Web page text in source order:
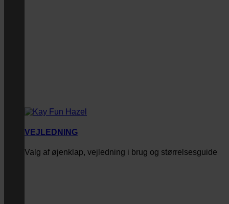
VEJLEDNING
Valg af øjenklap, vejledning i brug og størrelsesguide